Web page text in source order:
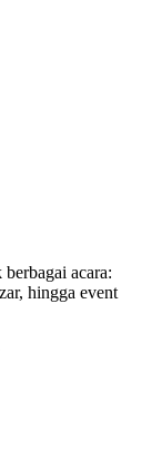
acara:
hingga event